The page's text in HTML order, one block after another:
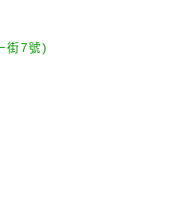
街7號)